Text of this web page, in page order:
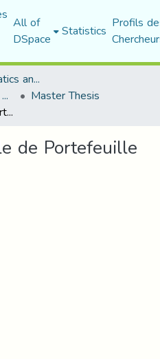
All of
DSpace Statistics Profils
Faculty of Mathematics and Computer Science
Department of Computer Science Master Thesis
Application mobile de Portefeuille électronique
de Portefeuille